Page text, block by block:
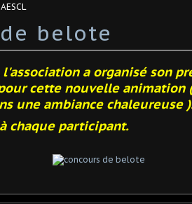
belote
a organisé son
cette nouvelle animation
une ambiance chaleureuse
chaque participant.